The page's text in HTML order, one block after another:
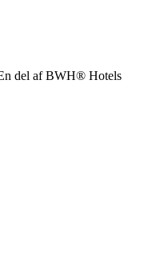
del af BWH® Hotels